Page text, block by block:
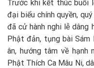
Trước khi kết thúc buổi
đại biểu chính quyền,
đã cử hành nghi lễ dâng
Phật đản, tụng bài
ân, hướng tâm về hạnh
Phật Thích Ca Mâu Ni,